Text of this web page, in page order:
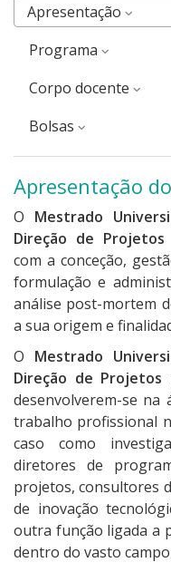
Apresentação
Programa
corpo docente
Bolsas
Apresentação
O Mestrado
Direção de Projetos
com a conceção,
formulação e
análise post-mortem
a sua origem e
O Mestrado
Direção de Projetos
desenvolverem-se na
trabalho profissional
caso como
diretores de
projetos, consultores
de inovação
outra função ligada a
dentro do vasto